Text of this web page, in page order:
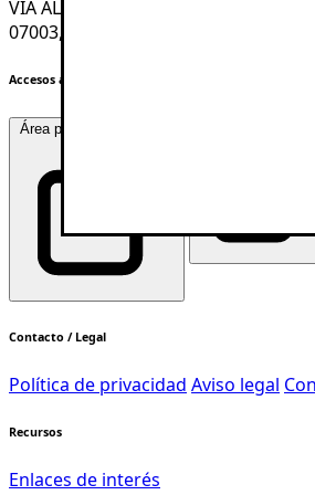
VIA ALEMANIA, 5, Edificio Juzgados
07003, PALMA DE MALLORCA, ILLES
Accesos área privada
Área privada colegiados
Contacto / Legal
Política de privacidad Aviso legal
Recursos
Enlaces de interés